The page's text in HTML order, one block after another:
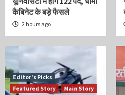
कैबिनेट के बड़े फैसले
2 hours ago
Editor’s Picks
Featured Story
Main Story